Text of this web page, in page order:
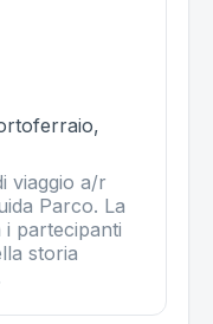
viaggio a/r
Parco. La
partecipanti
storia